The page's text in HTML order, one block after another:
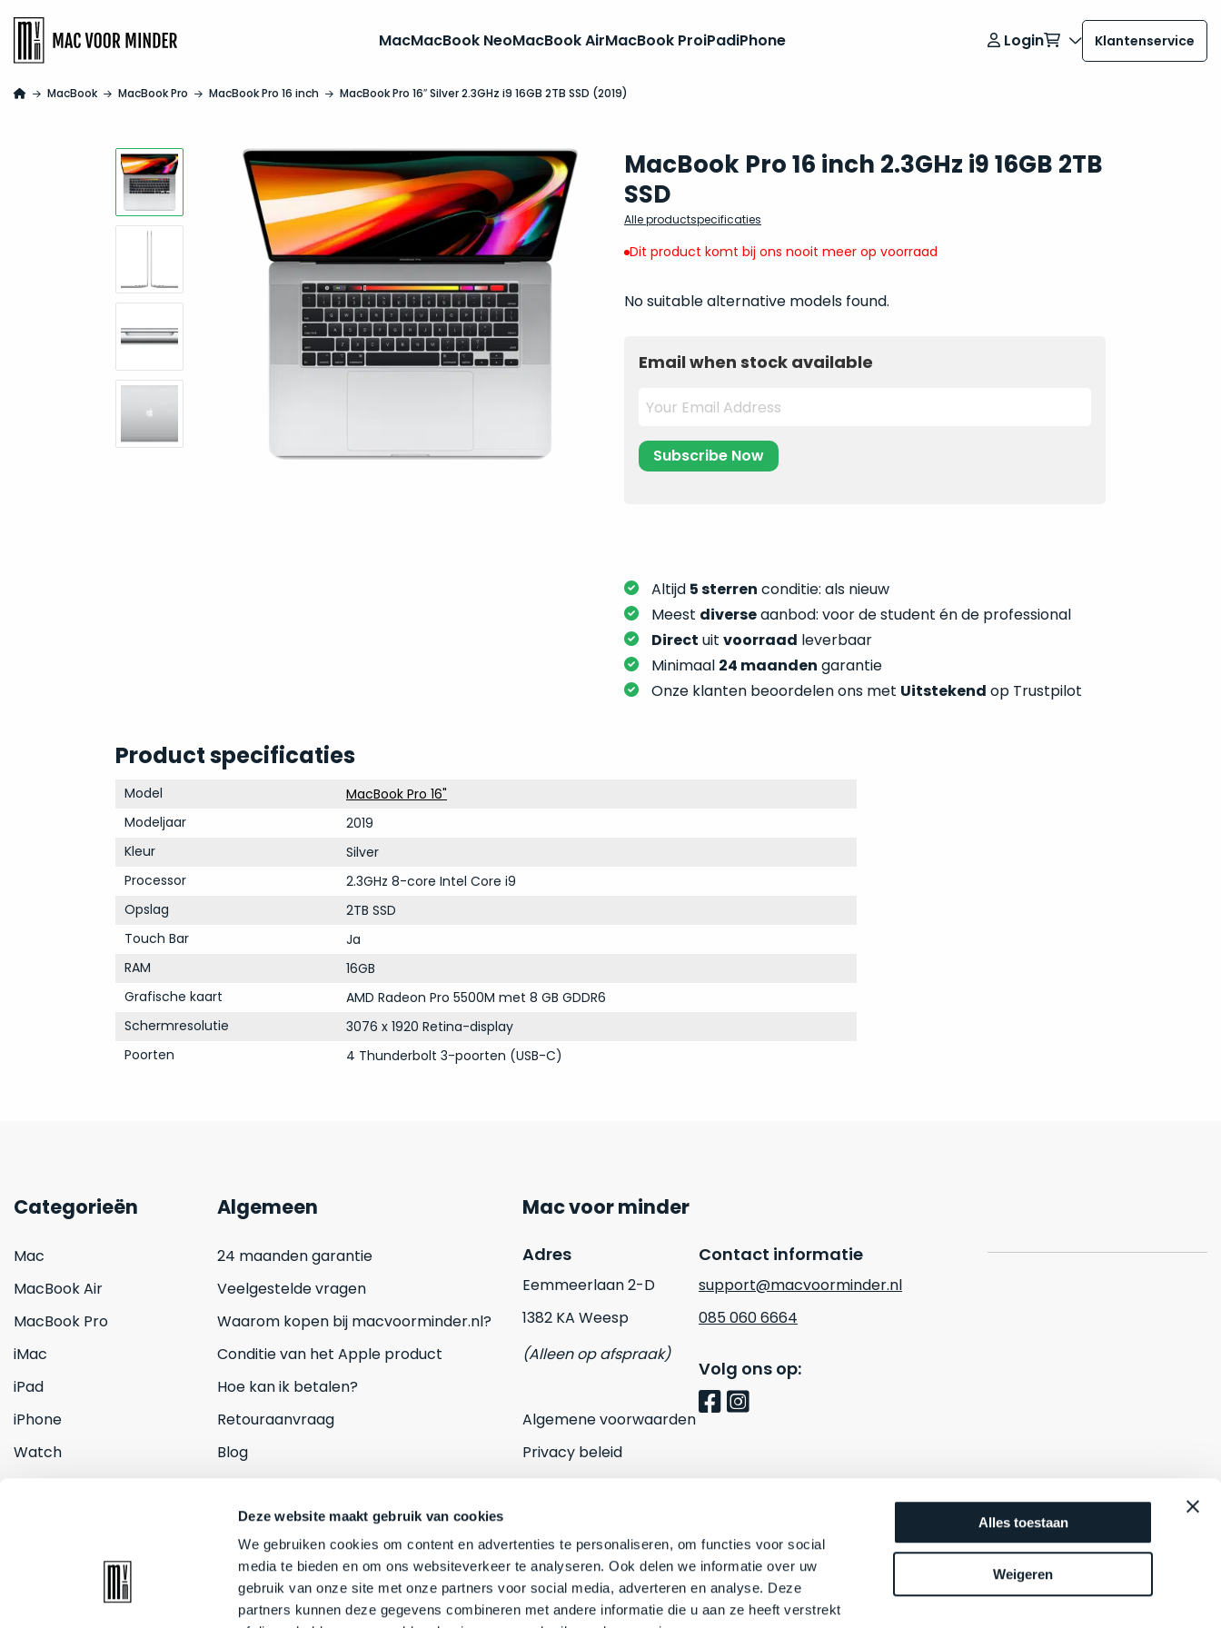
Deze website maakt gebruik van cookies
We gebruiken cookies om content en advertenties te personaliseren, om functies voor social
media te bieden en om ons websiteverkeer te analyseren. Ook delen we informatie over uw
gebruik van onze site met onze partners voor social media, adverteren en analyse. Deze
partners kunnen deze gegevens combineren met andere informatie die u aan ze heeft verstrekt
Alles toestaan
Weigeren
MacMacBook NeoMacBook AirMacBook ProiPadiPhone Login Klantenservice
MacBook MacBook Pro MacBook Pro 16 inch MacBook Pro 16″ Silver 2.3GHz i9 16GB 2TB SSD (2019)
MacBook Pro 16 inch 2.3GHz i9 16GB 2TB
SSD
Alle productspecificaties
Dit product komt bij ons nooit meer op voorraad
No suitable alternative models found.
Email when stock available
Altijd 5 sterren conditie: als nieuw
Meest diverseaanbod: voor de student én de professional
Direct uit voorraad leverbaar
Minimaal 24 maanden garantie
Onze klanten beoordelen ons met Uitstekend op Trustpilot
Product specificaties
Model
MacBook Pro 16"
Modeljaar
2019
Kleur
Silver
Processor
2.3GHz 8-core Intel Core i9
Opslag
2TB SSD
Touch Bar
Ja
RAM
16GB
Grafische kaart
AMD Radeon Pro 5500M met 8 GB GDDR6
Schermresolutie
3076 x 1920 Retina-display
Poorten
4 Thunderbolt 3-poorten (USB-C)
Categorieën
Mac
MacBook Air
MacBook Pro
iMac
iPad
iPhone
Watch
Algemeen
24 maanden garantie
Veelgestelde vragen
Waarom kopen bij macvoorminder.nl?
Conditie van het Apple product
Hoe kan ik betalen?
Retouraanvraag
Blog
Mac voor minder
Adres
Eemmeerlaan 2-D
1382 KA Weesp
(Alleen op afspraak)
Algemene voorwaarden
Privacy beleid
Contact informatie
support@macvoorminder.nl
085 060 6664
Volg ons op: